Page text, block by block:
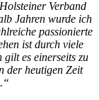
Verband
Jahren wurde ich
passionierte
ist durch viele
es einerseits zu
der heutigen Zeit